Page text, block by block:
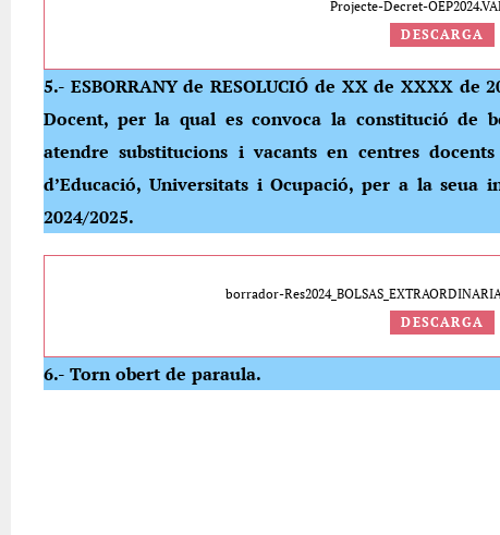
Projecte-Decret-
DESCARGA
5.- ESBORRANY de RESOLUCIÓ de XX de XXXX
Docent, per la qual es convoca la constitució de
atendre substitucions i vacants en centres
d’Educació, Universitats i Ocupació, per a la
2024/2025.
borrador-
DESCARGA
6.- Torn obert de paraula.